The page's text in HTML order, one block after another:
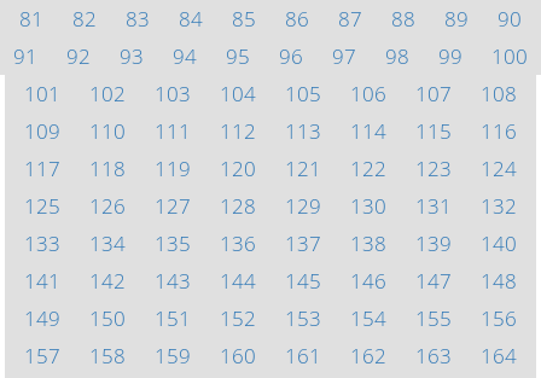
81
82 83 84 85 86 87 88 89
90
91
92 93 94 95 96 97 98 99
100
101
102 103 104 105 106 107
108
109
110 111 112 113 114 115
116
117
118 119 120 121 122 123
124
125
126 127 128 129 130 131
132
133
134 135 136 137 138 139
140
141
142 143 144 145 146 147
148
149
150 151 152 153 154 155
156
157
158 159 160 161 162 163
164